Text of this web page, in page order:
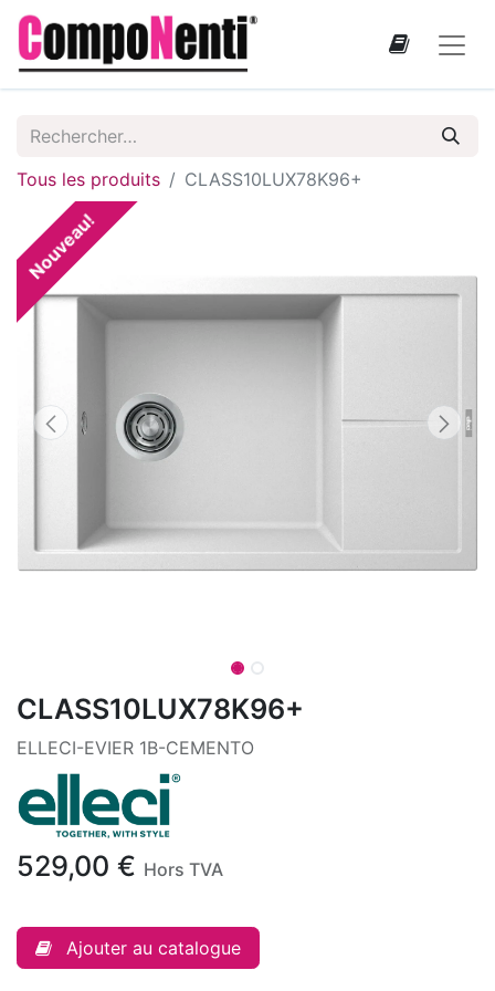
Tous les produits CLASS10LUX78K96+
Nouveau!
CLASS10LUX78K96+
ELLECI-EVIER 1B-CEMENTO
529,00 € Hors TVA
Ajouter au catalogue